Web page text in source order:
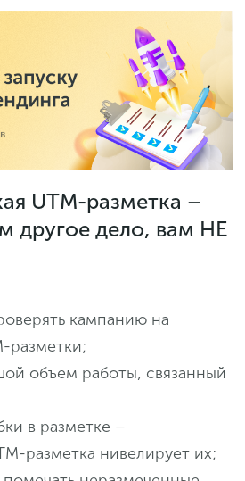
UTM-разметка –
другое дело, вам НЕ
кампанию на
разметки;
объем работы, связанный
в разметке –
разметка нивелирует их;